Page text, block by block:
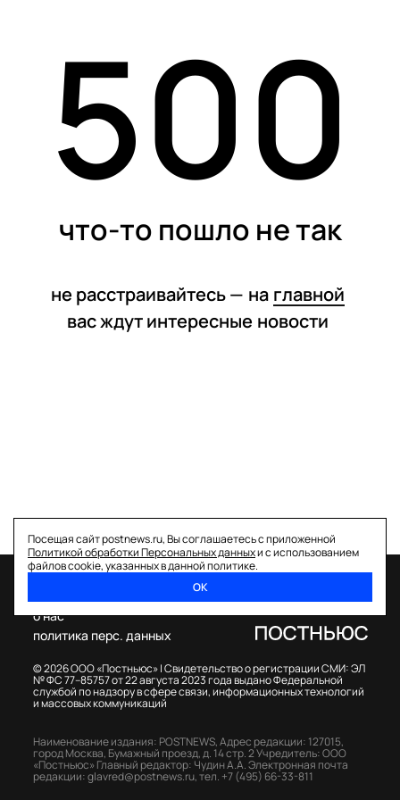
статьи
500
что-то пошло не так
не расстраивайтесь — на главной
вас ждут интересные новости
Посещая сайт postnews.ru, Вы соглашаетесь с приложенной
Политикой обработки Персональных данныхи с использованием
файлов cookie, указанных в данной политике.
ОК
© 2026 ООО «Постньюс» |Свидетельство о регистрации СМИ: ЭЛ
№ ФС 77–85757 от 22 августа 2023 года выдано Федеральной
службой по надзору в сфере связи, информационных технологий
и массовых коммуникаций
о нас
политика перс. данных
Наименование издания: POSTNEWS,Адрес редакции: 127015,
город Москва, Бумажный проезд, д. 14 стр. 2Учредитель: ООО
«Постньюс» Главный редактор: Чудин А.А.Электронная почта
редакции:glavred@postnews.ru,тел. +7 (495) 66-33-811